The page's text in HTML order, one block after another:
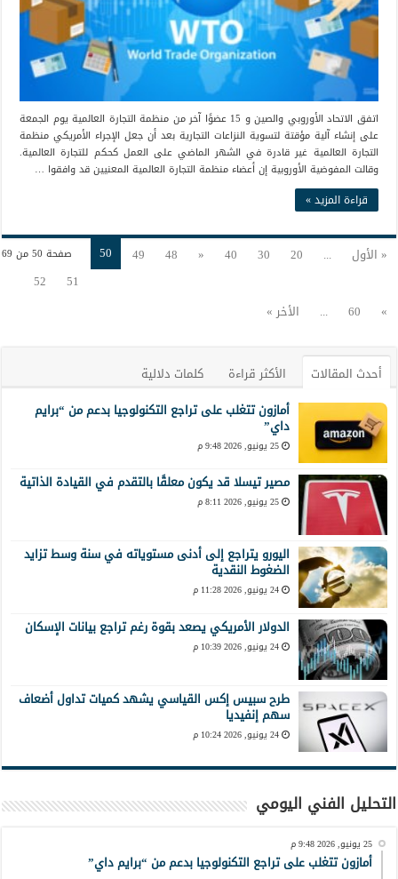
اتفق الاتحاد الأوروبي والصين و 15 عضوًا آخر من منظمة التجارة العالمية يوم الجمعة
على إنشاء آلية مؤقتة لتسوية النزاعات التجارية بعد أن جعل الإجراء الأمريكي منظمة
التجارة العالمية غير قادرة في الشهر الماضي على العمل كحكم للتجارة العالمية.
وقالت المفوضية الأوروبية إن أعضاء منظمة التجارة العالمية المعنيين قد وافقوا …
قراءة المزيد »
صفحة 50 من 69 « الأول ...
20
30
40
«
48
49
50
51
52
»
60
... الأخر »
أحدث المقالات الأكثر قراءة
كلمات دلالية
أمازون تتغلب على تراجع التكنولوجيا بدعم من “برايم
داي”
25 يونيو, 2026 9:48 م
مصير تيسلا قد يكون معلقًا بالتقدم في القيادة الذاتية
25 يونيو, 2026 8:11 م
اليورو يتراجع إلى أدنى مستوياته في سنة وسط تزايد
الضغوط النقدية
24 يونيو, 2026 11:28 م
الدولار الأمريكي يصعد بقوة رغم تراجع بيانات الإسكان
24 يونيو, 2026 10:39 م
طرح سبيس إكس القياسي يشهد كميات تداول أضعاف
سهم إنفيديا
24 يونيو, 2026 10:24 م
التحليل الفني اليومي
25 يونيو, 2026 9:48 م
أمازون تتغلب على تراجع التكنولوجيا بدعم من “برايم داي”